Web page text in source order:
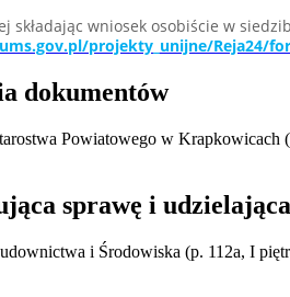
składając wniosek osobiście w
projekty_unijne/Reja24/
dokumentów
Powiatowego w
sprawę i
i Środowiska (p. 112a, I